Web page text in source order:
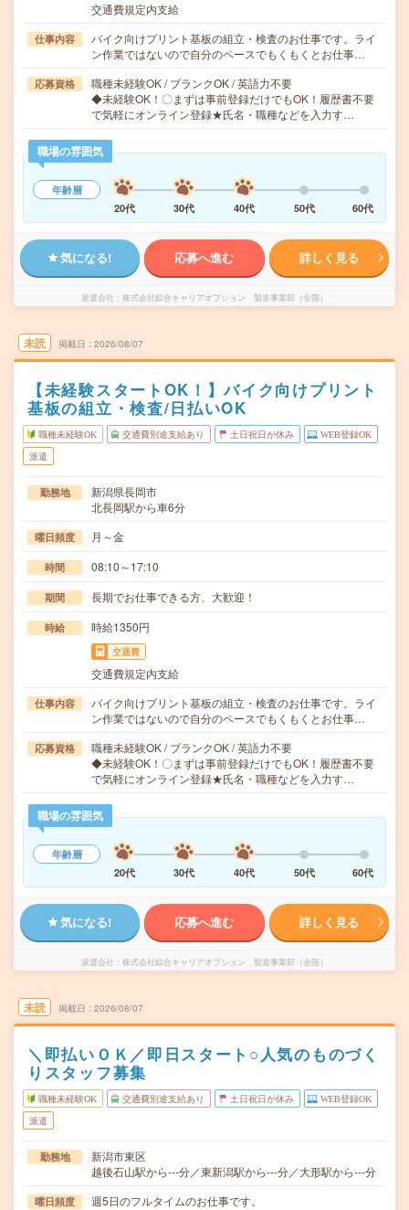
交通費規定内支給
仕事内容
バイク向けプリント基板の組立・検査のお仕事です。ライ
ン作業ではないので自分のペースでもくもくとお仕事…
応募資格
職種未経験OK / ブランクOK / 英語力不要
◆未経験OK！〇まずは事前登録だけでもOK！履歴書不要
で気軽にオンライン登録★氏名・職種などを入力す…
職場の雰囲気
年齢層
20代
30代 40代 50代 60代
気になる! 応募へ進む 詳しく見る
派遣会社 株式会社綜合キャリアオプション 製造事業部（全国）
未読 掲載日 2026/08/07
【未経験スタートOK！】バイク向けプリント
基板の組立・検査/日払いOK
職種未経験OK 交通費別途支給あり 土日祝日が休み WEB登録OK
派遣
勤務地
新潟県長岡市
北長岡駅から車6分
曜日頻度 月～金
時間 08:10～17:10
期間 長期でお仕事できる方、大歓迎！
時給 時給1350円
交通費
交通費規定内支給
仕事内容
バイク向けプリント基板の組立・検査のお仕事です。ライ
ン作業ではないので自分のペースでもくもくとお仕事…
応募資格
職種未経験OK / ブランクOK / 英語力不要
◆未経験OK！〇まずは事前登録だけでもOK！履歴書不要
で気軽にオンライン登録★氏名・職種などを入力す…
職場の雰囲気
年齢層
20代
30代 40代 50代 60代
気になる! 応募へ進む 詳しく見る
派遣会社 株式会社綜合キャリアオプション 製造事業部（全国）
未読 掲載日 2026/08/07
＼即払いＯＫ／即日スタート○人気のものづく
りスタッフ募集
職種未経験OK 交通費別途支給あり 土日祝日が休み WEB登録OK
派遣
勤務地
新潟市東区
越後石山駅から---分／東新潟駅から---分／大形駅から---分
曜日頻度 週5日のフルタイムのお仕事です。